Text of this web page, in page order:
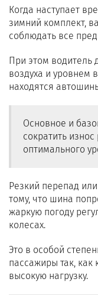
Когда наступает
зимний комплект,
соблюдать все
При этом водитель
воздуха и уровнем
находятся
Основное и
сократить
оптимального
Резкий перепад
тому, что шина
жаркую погоду
колесах.
Это в особой
пассажиры так,
высокую нагрузку.